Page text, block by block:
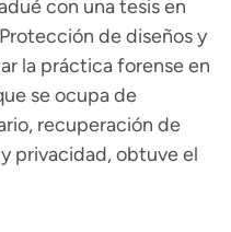
con una tesis en
de diseños y
la práctica forense en
se ocupa de
recuperación de
privacidad, obtuve el